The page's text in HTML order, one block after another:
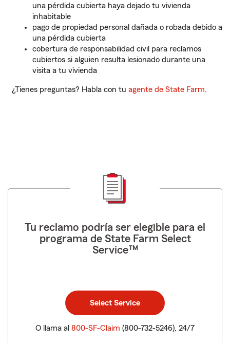
una pérdida cubierta haya dejado tu vivienda
inhabitable
pago de propiedad personal dañada o robada debido a
una pérdida cubierta
cobertura de responsabilidad civil para reclamos
cubiertos si alguien resulta lesionado durante una
visita a tu vivienda
¿Tienes preguntas? Habla con tu agente de State Farm.
Tu reclamo podría ser elegible para el
programa de State Farm Select
Service™
Select Service
O llama al 800-SF-Claim (800-732-5246), 24/7